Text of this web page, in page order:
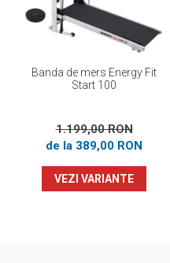
Banda de mers Energy Fit
Start 100
1.199,00 RON
de la 389,00 RON
VEZI VARIANTE